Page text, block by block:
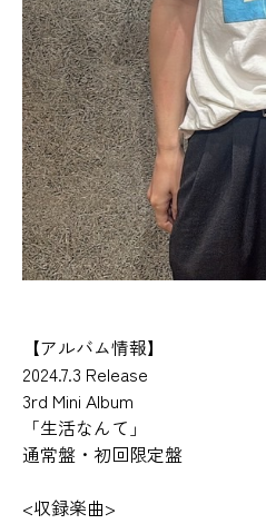
【アルバム情報】
2024.7.3 Release
3rd Mini Album
「生活なんて」
通常盤・初回限定盤
<収録楽曲>